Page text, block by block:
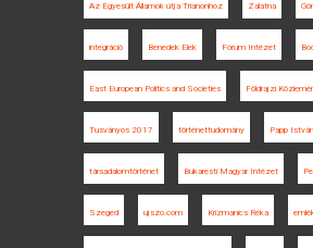
Az Egyesült Államok útja Trianonhoz Zalatna
integráció Benedek Elek Fórum Intézet
East European Politics and Societies Földrajzi
Tusványos 2017 történettudomány Papp István
társadalomtörténet Bukaresti Magyar Intézet
Szeged ujszo.com Krizmanics Réka